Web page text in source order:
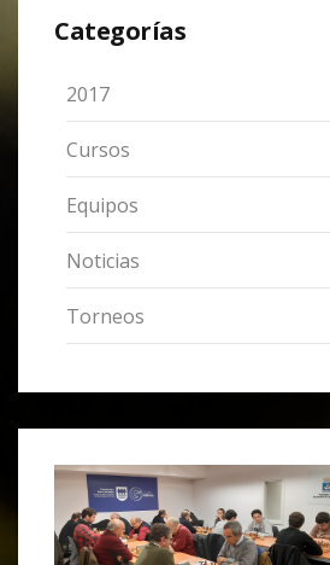
Categorías
2017
Cursos
Equipos
Noticias
Torneos